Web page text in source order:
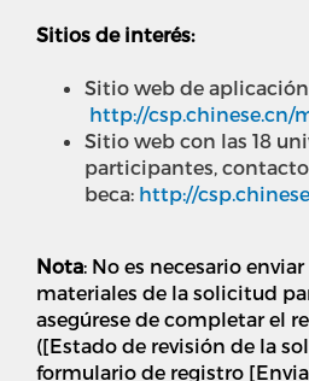
Sitios de interés:
Sitio web de
http://csp.chinese.cn/
Sitio web con las 18
participantes,
beca: http://
Nota: No es necesario
materiales de la solicitud
asegúrese de completar el
([Estado de revisión de la
formulario de registro